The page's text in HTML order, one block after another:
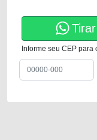
Informe seu CEP para